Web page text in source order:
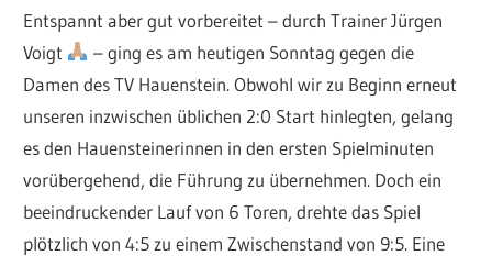
Entspannt aber gut vorbereitet – durch Trainer Jürgen
Voigt
– ging es am heutigen Sonntag gegen die
Damen des TV Hauenstein. Obwohl wir zu Beginn erneut
unseren inzwischen üblichen 2:0 Start hinlegten, gelang
es den Hauensteinerinnen in den ersten Spielminuten
vorübergehend, die Führung zu übernehmen. Doch ein
beeindruckender Lauf von 6 Toren, drehte das Spiel
plötzlich von 4:5 zu einem Zwischenstand von 9:5. Eine